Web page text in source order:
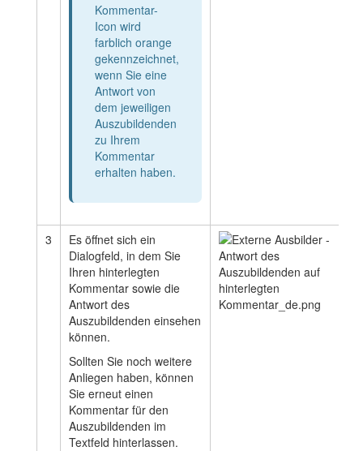
Kommentar-
Icon wird
farblich orange
gekennzeichnet,
wenn Sie eine
Antwort von
dem jeweiligen
Auszubildenden
zu Ihrem
Kommentar
erhalten haben.
3
Es öffnet sich ein
Dialogfeld, in dem Sie
Ihren hinterlegten
Kommentar sowie die
Antwort des
Auszubildenden einsehen
können.
Sollten Sie noch weitere
Anliegen haben, können
Sie erneut einen
Kommentar für den
Auszubildenden im
Textfeld hinterlassen.